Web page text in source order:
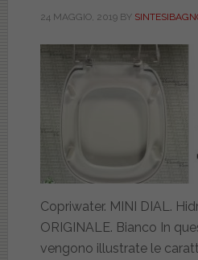
24 MAGGIO, 2019BY
Copriwater. MINI DIAL.
ORIGINALE. Bianco In
vengono illustrate le